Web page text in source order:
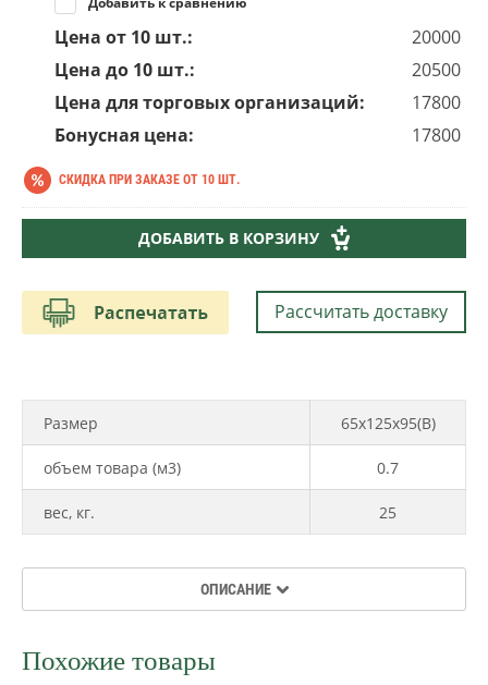
Цена от 10 шт.:
20000
Цена до 10 шт.:
20500
Цена для торговых организаций:
17800
Бонусная цена:
17800
СКИДКА ПРИ ЗАКАЗЕ ОТ 10 ШТ.
14 200
20 500
ДОБАВИТЬ В КОРЗИНУ
Рассчитать доставку
Размер 65х125х95(В)
объем товара (м3) 0.7
вес, кг. 25
ОПИСАНИЕ
Похожие товары